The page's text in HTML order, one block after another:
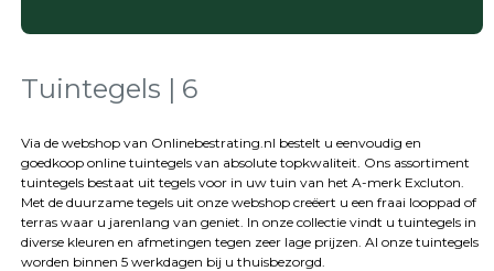
Betontegels
tegels
Natuursteen
Terrastegels
Tuintegels
Stoeptegels
Buitentegels
Balkontegels
Tuintegels | 6
Via de webshop van Onlinebestrating.nl bestelt u eenvoudig en
goedkoop online tuintegels van absolute topkwaliteit. Ons assortiment
tuintegels bestaat uit tegels voor in uw tuin van het A-merk Excluton.
Met de duurzame tegels uit onze webshop creëert u een fraai looppad of
terras waar u jarenlang van geniet. In onze collectie vindt u tuintegels in
diverse kleuren en afmetingen tegen zeer lage prijzen. Al onze tuintegels
worden binnen 5 werkdagen bij u thuisbezorgd.